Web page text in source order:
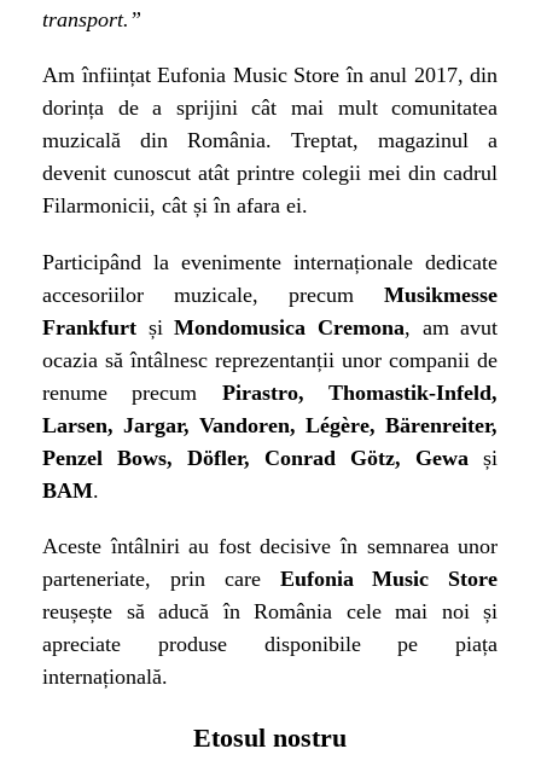
transport.”
Am înființat Eufonia Music Store în anul 2017, din
dorința de a sprijini cât mai mult comunitatea
muzicală din România. Treptat, magazinul a
devenit cunoscut atât printre colegii mei din cadrul
Filarmonicii, cât și în afara ei.
Participând la evenimente internaționale dedicate
accesoriilor muzicale, precumMusikmesse
Frankfurt șiMondomusica Cremona, am avut
ocazia să întâlnesc reprezentanții unor companii de
renume precum Pirastro, Thomastik-Infeld,
Larsen, Jargar, Vandoren, Légère, Bärenreiter,
Penzel Bows, Döfler, Conrad Götz, Gewa și
BAM.
Aceste întâlniri au fost decisive în semnarea unor
parteneriate, prin care Eufonia Music Store
reușește să aducă în România cele mai noi și
apreciate produse disponibile pe piața
internațională.
Etosul nostru